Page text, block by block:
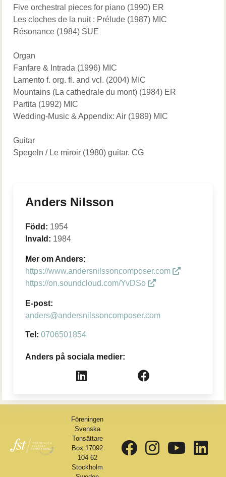
Five orchestral pieces for piano (1990) ER
Les cloches de la nuit : Prélude (1987) MIC
Résonance (1984) SUE
Organ
Fanfare & Intrada (1996) MIC
Lamento f. org. fl. and vcl. (2004) MIC
Mountains (La cathedrale du mont) (1984) ER
Partita (1992) MIC
Wedding-Music & Appendix: Air (1989) MIC
Guitar
Spegeln / Le miroir (1980) guitar. CG
Anders Nilsson
Född: 1954
Invald: 1984
Mer om Anders:
https://www.andersnilssoncomposer.com
https://on.soundcloud.com/YvDSo
E-post:
anders@andersnilssoncomposer.com
Tel: 0706501854
Anders på sociala medier:
Föreningen
Svenska
Tonsättare
Box 17092
104 62
Stockholm